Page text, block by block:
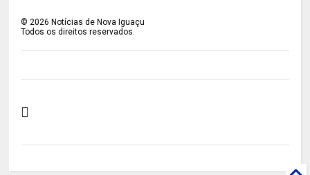
©2026 Notícias de Nova Iguaçu
Todos os direitos reservados.